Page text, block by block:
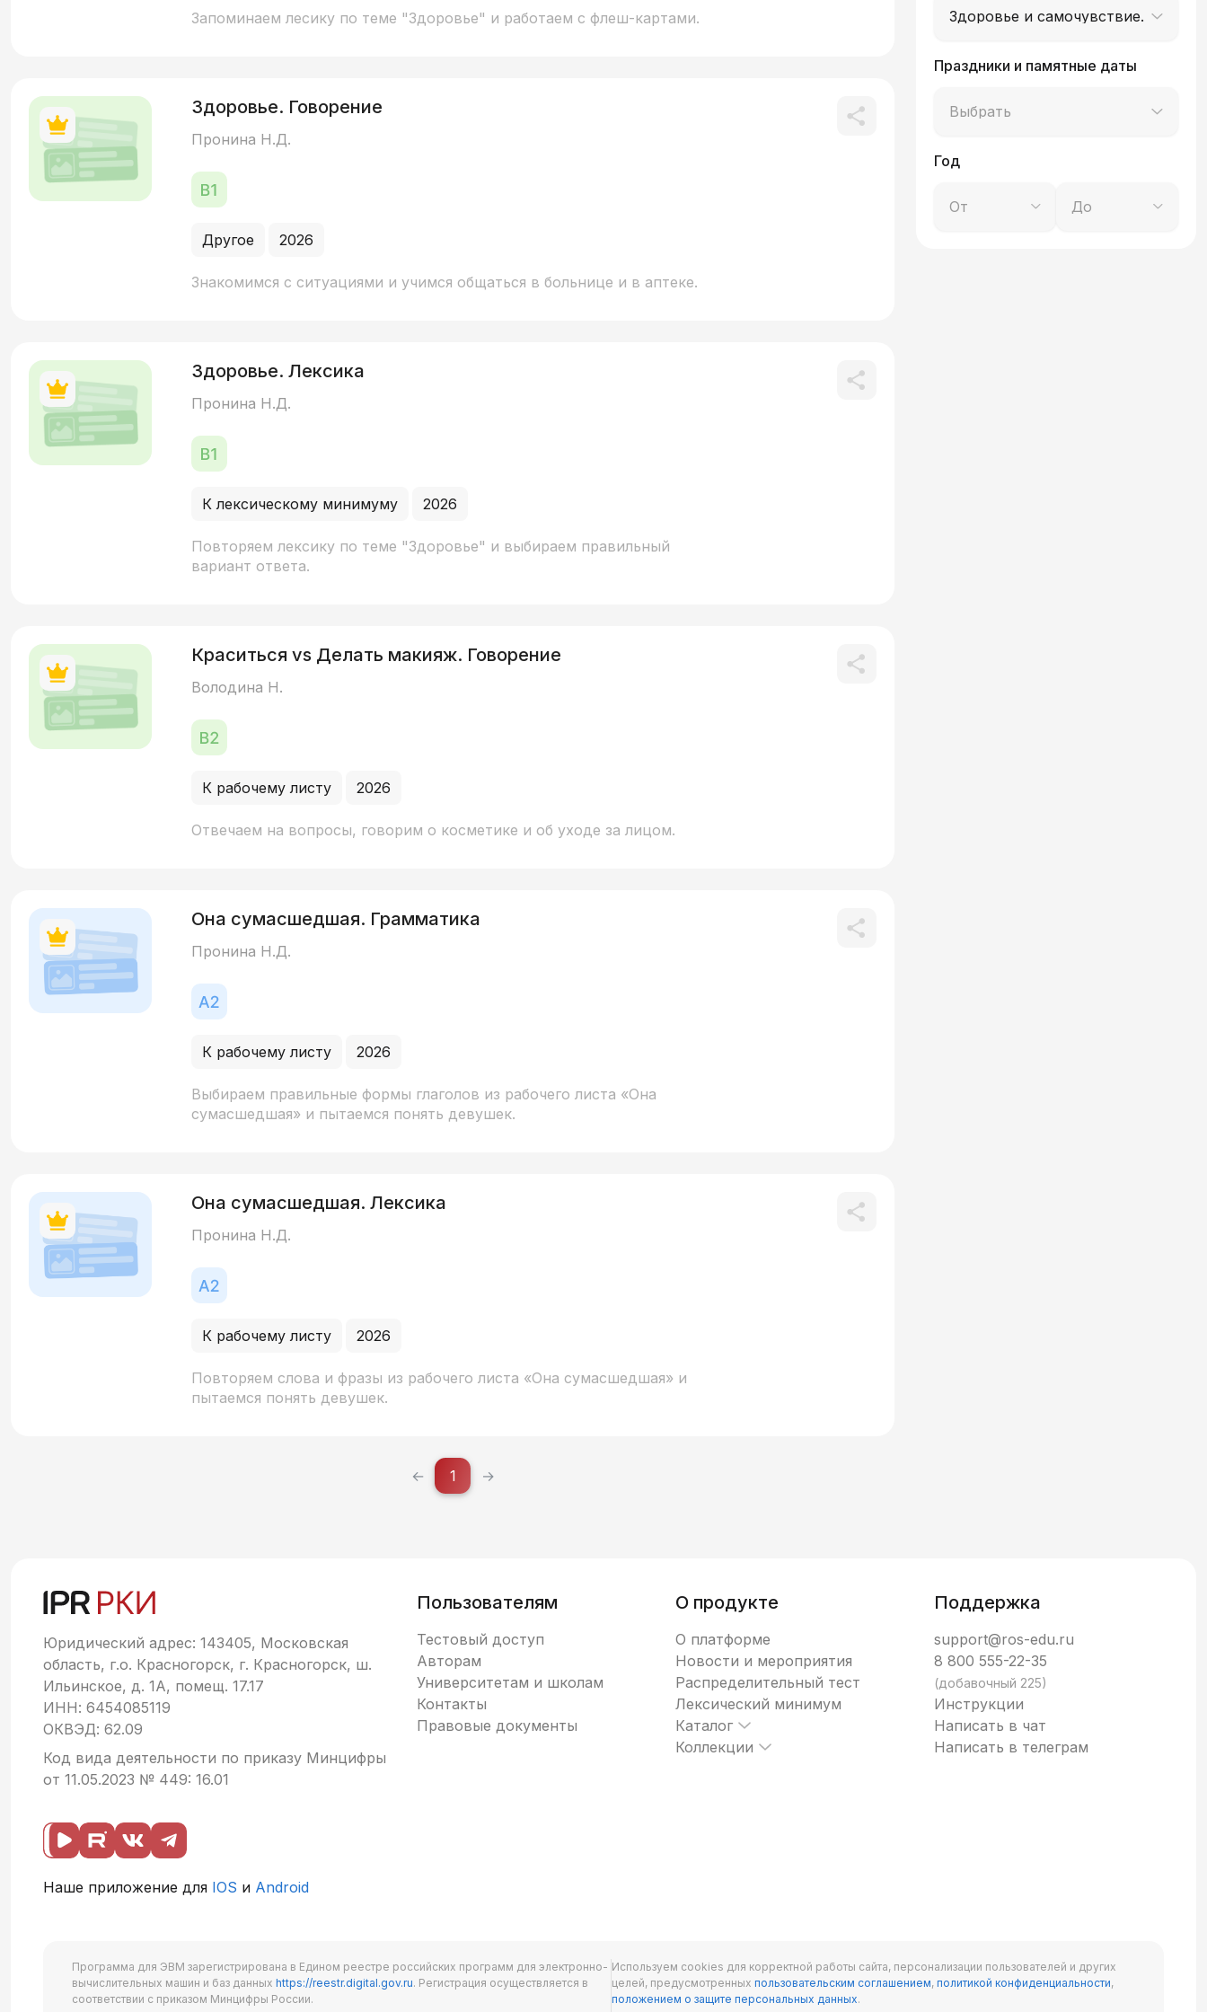
Запоминаем лесику по теме "Здоровье" и работаем с флеш-картами.
Здоровье. Говорение
Пронина Н.Д.
Другое 2026
Знакомимся с ситуациями и учимся общаться в больнице и в аптеке.
Здоровье. Лексика
Пронина Н.Д.
К лексическому минимуму 2026
Повторяем лексику по теме "Здоровье" и выбираем правильный
вариант ответа.
Краситься vs Делать макияж. Говорение
Володина Н.
К рабочему листу 2026
Отвечаем на вопросы, говорим о косметике и об уходе за лицом.
Она сумасшедшая. Грамматика
Пронина Н.Д.
К рабочему листу 2026
Выбираем правильные формы глаголов из рабочего листа «Она
сумасшедшая» и пытаемся понять девушек.
Она сумасшедшая. Лексика
Пронина Н.Д.
К рабочему листу 2026
Повторяем слова и фразы из рабочего листа «Она сумасшедшая» и
пытаемся понять девушек.
← 1 →
Здоровье и самочувствие. Части
Праздники и памятные даты
Выбрать
Год
От До
Юридический адрес: 143405, Московская
область, г.о. Красногорск, г. Красногорск, ш.
Ильинское, д. 1А, помещ. 17.17
ИНН: 6454085119
ОКВЭД: 62.09
Код вида деятельности по приказу Минцифры
от 11.05.2023 № 449: 16.01
Наше приложение для IOS и Android
Пользователям
Тестовый доступ
Авторам
Университетам и школам
Контакты
Правовые документы
О продукте
О платформе
Новости и мероприятия
Распределительный тест
Лексический минимум
Каталог
Коллекции
Поддержка
support@ros-edu.ru
8 800 555-22-35
(добавочный 225)
Инструкции
Написать в чат
Написать в телеграм
Программа для ЭВМ зарегистрирована в Едином реестре российских программ для электронно-
вычислительных машин и баз данных https://reestr.digital.gov.ru. Регистрация осуществляется в
соответствии с приказом Минцифры России.
Используем cookies для корректной работы сайта, персонализации пользователей и других
целей, предусмотренных пользовательским соглашением, политикой конфиденциальности,
положением о защите персональных данных.